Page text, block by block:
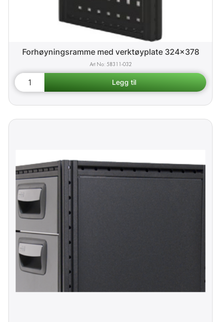
Forhøyningsramme med verktøyplate 324x378
58311-032